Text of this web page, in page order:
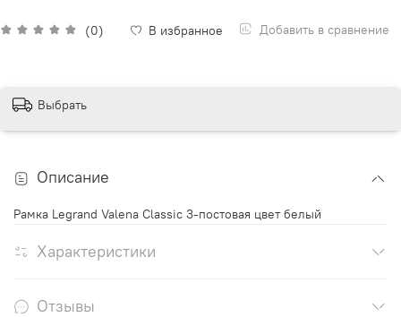
(0) В избранное Добавить в сравнение
Выбрать
Описание
Рамка Legrand Valena Classic 3-постовая цвет белый
Характеристики
Отзывы